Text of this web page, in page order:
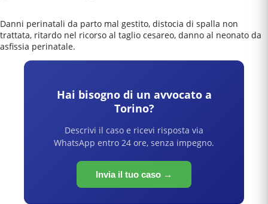
Danni perinatali da parto mal gestito, distocia di spalla non
trattata, ritardo nel ricorso al taglio cesareo, danno al neonato da
asfissia perinatale.
Hai bisogno di un avvocato a
Torino?
Descrivi il caso e ricevi risposta via
WhatsApp entro 24 ore, senza impegno.
Invia il tuo caso →